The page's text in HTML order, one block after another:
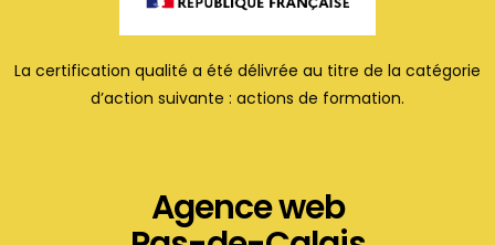
La certification qualité a été délivrée au titre de la catégorie
d’action suivante : actions de formation.
Agence web